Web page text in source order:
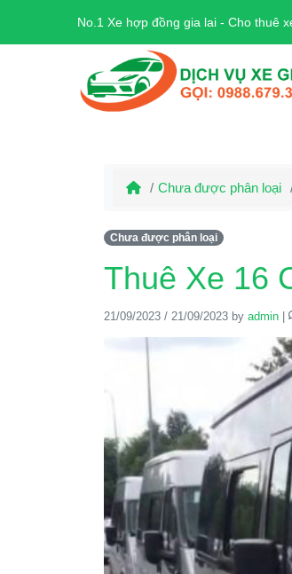
No.1 Xe hợp đồng gia lai - Cho thuê
Chưa được phân loại
Chưa được phân loại
Thuê Xe 16
21/09/2023 / 21/09/2023 by admin